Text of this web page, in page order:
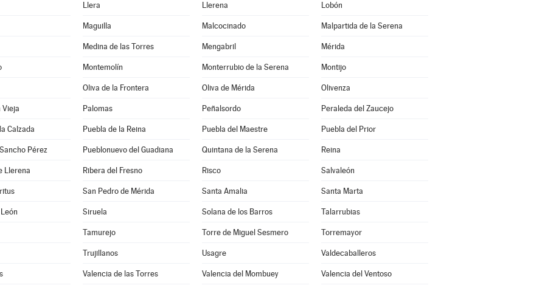
Llera Llerena Lobón
Maguilla Malcocinado Malpartida de la Serena
Medina de las Torres Mengabril Mérida
Montemolín Monterrubio de la Serena Montijo
Oliva de la Frontera Oliva de Mérida Olivenza
Vieja Palomas Peñalsordo Peraleda del Zaucejo
Calzada Puebla de la Reina Puebla del Maestre Puebla del Prior
Pérez Pueblonuevo del Guadiana Quintana de la Serena Reina
Llerena Ribera del Fresno Risco Salvaleón
San Pedro de Mérida Santa Amalia Santa Marta
Siruela Solana de los Barros Talarrubias
Tamurejo Torre de Miguel Sesmero Torremayor
Trujillanos Usagre Valdecaballeros
Valencia de las Torres Valencia del Mombuey Valencia del Ventoso